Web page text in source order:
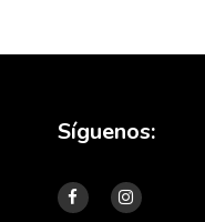
Síguenos: